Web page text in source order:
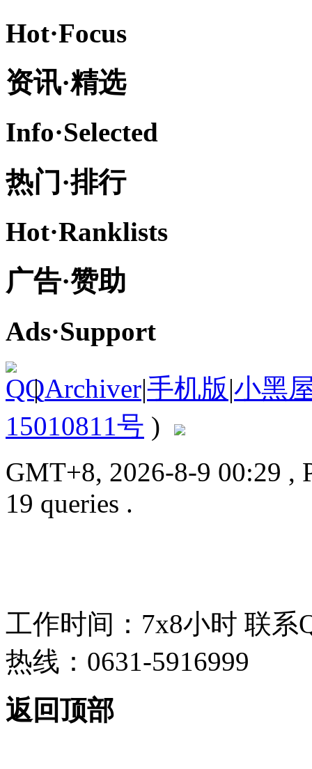
Hot·Focus
资讯·精选
Info·Selected
热门·排行
Hot·Ranklists
广告·赞助
Ads·Support
| Archiver|手机版|小黑
15010811号 )
GMT+8, 2026-8-9 00:29 ,
19 queries .
工作时间：7x8小时 联系
热线：0631-5916999
返回顶部